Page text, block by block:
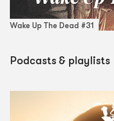
Wake Up The Dead #31
Podcasts & playlists